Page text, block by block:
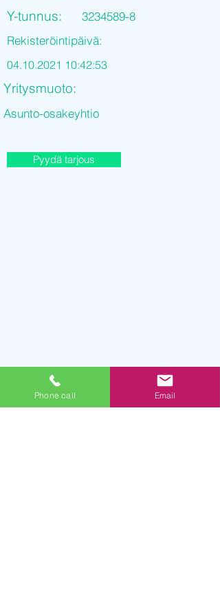
Y-tunnus:
3234589-8
Rekisteröintipäivä:
04.10.2021 10:42:53
Yritysmuoto:
Asunto-osakeyhtio
Pyydä tarjous
Phone call Email